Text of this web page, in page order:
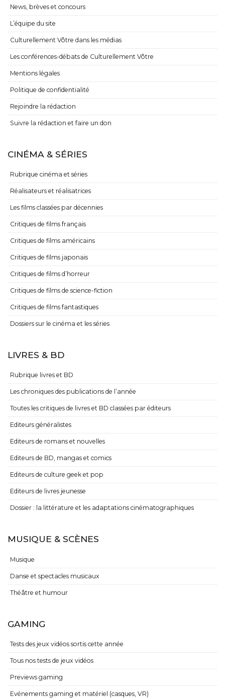
News, brèves et concours
L’équipe du site
Culturellement Vôtre dans les médias
Les conférences-débats de Culturellement Vôtre
Mentions légales
Politique de confidentialité
Rejoindre la rédaction
Suivre la rédaction et faire un don
CINÉMA & SÉRIES
Rubrique cinéma et séries
Réalisateurs et réalisatrices
Les films classées par décennies
Critiques de films français
Critiques de films américains
Critiques de films japonais
Critiques de films d’horreur
Critiques de films de science-fiction
Critiques de films fantastiques
Dossiers sur le cinéma et les séries
LIVRES & BD
Rubrique livres et BD
Les chroniques des publications de l’année
Toutes les critiques de livres et BD classées par éditeurs
Editeurs généralistes
Editeurs de romans et nouvelles
Editeurs de BD, mangas et comics
Editeurs de culture geek et pop
Editeurs de livres jeunesse
Dossier : la littérature et les adaptations cinématographiques
MUSIQUE & SCÈNES
Musique
Danse et spectacles musicaux
Théâtre et humour
GAMING
Tests des jeux vidéos sortis cette année
Tous nos tests de jeux vidéos
Previews gaming
Evénements gaming et matériel (casques, VR)